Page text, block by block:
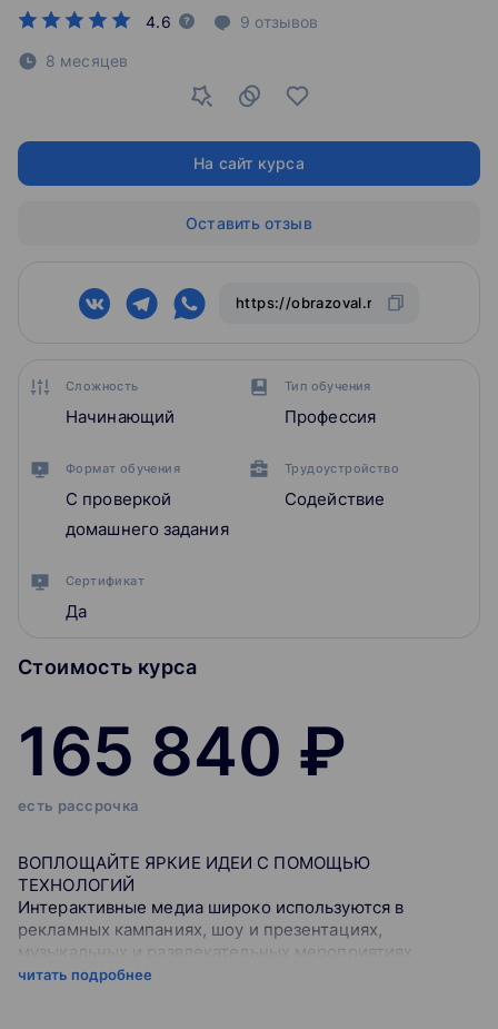
Сложность
Начинающий
Тип обучения
Профессия
Формат обучения
С проверкой
домашнего задания
Трудоустройство
Содействие
Сертификат
Да
Стоимость курса
165 840 ₽
есть рассрочка
ВОПЛОЩАЙТЕ ЯРКИЕ ИДЕИ С ПОМОЩЬЮ
ТЕХНОЛОГИЙ
Интерактивные медиа широко используются в
рекламных кампаниях, шоу и презентациях,
музыкальных и развлекательных мероприятиях,
выставках и музеях, а также создаются как объекты
читать подробнее
4.6 9 отзывов
8 месяцев
На сайт курса
Оставить отзыв